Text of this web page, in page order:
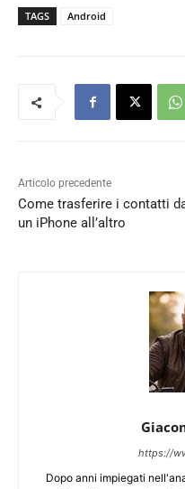
TAGS Android
Articolo precedente
Come trasferire i contatti
un iPhone all’altro
https://
Dopo anni impiegati